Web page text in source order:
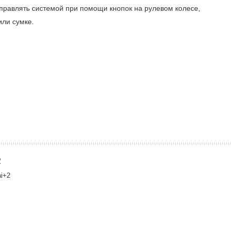
системой при помощи кнопок на рулевом колесе,
сумке.